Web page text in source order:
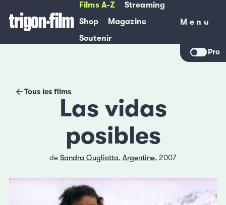
Films A-Z
Streaming
Shop
Magazine
Soutenir
Menu
Menu
Pro
Tous les films
Las vidas
posibles
de Sandra Gugliotta, Argentine, 2007